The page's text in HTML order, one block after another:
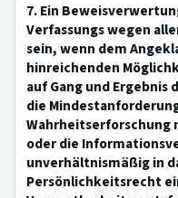
7. Ein
Verfassungs wegen
sein, wenn dem
hinreichenden
auf Gang und Ergebnis
die
Wahrheitserforschung
oder die
unverhältnismäßig in
Persönlichkeitsrecht